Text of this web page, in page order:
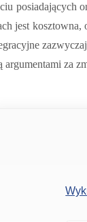
posiadających
jest
argumentami za